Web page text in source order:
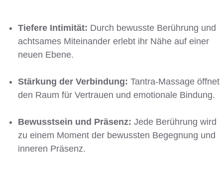
Tiefere Intimität: Durch bewusste Berührung und
achtsames Miteinander erlebt ihr Nähe auf einer
neuen Ebene.
Stärkung der Verbindung: Tantra-Massage öffnet
den Raum für Vertrauen und emotionale Bindung.
Bewusstsein und Präsenz: Jede Berührung wird
zu einem Moment der bewussten Begegnung und
inneren Präsenz.